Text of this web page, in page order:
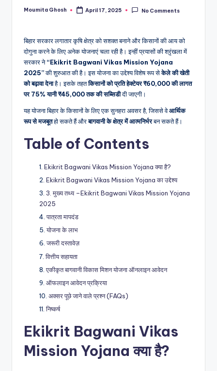
Posted
Moumita Ghosh April 17, 2025 No Comments
बिहार सरकार लगातार कृषि क्षेत्र को सशक्त बनाने और किसानों की आय को
दोगुना करने के लिए अनेक योजनाएं चला रही है। इन्हीं प्रयासों की श्रृंखला में
सरकार ने“Ekikrit Bagwani Vikas Mission Yojana
2025”की शुरुआत की है। इस योजना का उद्देश्य विशेष रूप सेकेले की खेती
को बढ़ावा देनाहै। इसके तहतकिसानों को प्रति हेक्टेयर ₹60,000 की लागत
पर 75% यानी ₹45,000 तक की सब्सिडीदी जाएगी।
यह योजना बिहार के किसानों के लिए एक सुनहरा अवसर है, जिससे वेआर्थिक
रूप से मजबूतहो सकते हैं औरबागवानी के क्षेत्र में आत्मनिर्भरबन सकते हैं।
Table of Contents
Ekikrit Bagwani Vikas Mission Yojana क्या है?
Ekikrit Bagwani Vikas Mission Yojana का उद्देश्य
3. मुख्य तथ्य –Ekikrit Bagwani Vikas Mission Yojana
2025
पात्रता मापदंड
योजना के लाभ
जरूरी दस्तावेज़
वित्तीय सहायता
एकीकृत बागवानी विकास मिशन योजना ऑनलाइन आवेदन
ऑफलाइन आवेदन प्रक्रिया
अक्सर पूछे जाने वाले प्रश्न (FAQs)
निष्कर्ष
Ekikrit Bagwani Vikas
Mission Yojana क्या है?